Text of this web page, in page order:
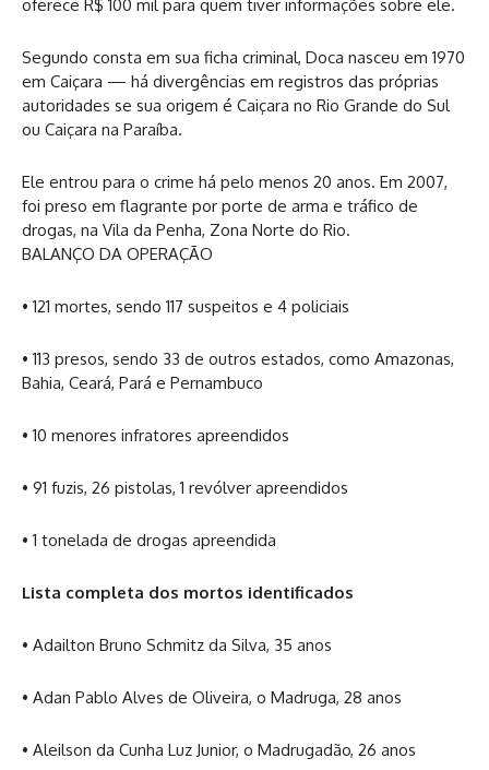
oferece R$ 100 mil para quem tiver informações sobre ele.
Segundo consta em sua ficha criminal, Doca nasceu em 1970
em Caiçara — há divergências em registros das próprias
autoridades se sua origem é Caiçara no Rio Grande do Sul
ou Caiçara na Paraíba.
Ele entrou para o crime há pelo menos 20 anos. Em 2007,
foi preso em flagrante por porte de arma e tráfico de
drogas, na Vila da Penha, Zona Norte do Rio.
BALANÇO DA OPERAÇÃO
• 121 mortes, sendo 117 suspeitos e 4 policiais
• 113 presos, sendo 33 de outros estados, como Amazonas,
Bahia, Ceará, Pará e Pernambuco
• 10 menores infratores apreendidos
• 91 fuzis, 26 pistolas, 1 revólver apreendidos
• 1 tonelada de drogas apreendida
Lista completa dos mortos identificados
• Adailton Bruno Schmitz da Silva, 35 anos
• Adan Pablo Alves de Oliveira, o Madruga, 28 anos
• Aleilson da Cunha Luz Junior, o Madrugadão, 26 anos